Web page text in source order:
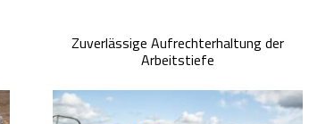
Zuverlässige Aufrechterhaltung der
Arbeitstiefe